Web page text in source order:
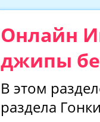
Онлайн
джипы
В этом
раздела